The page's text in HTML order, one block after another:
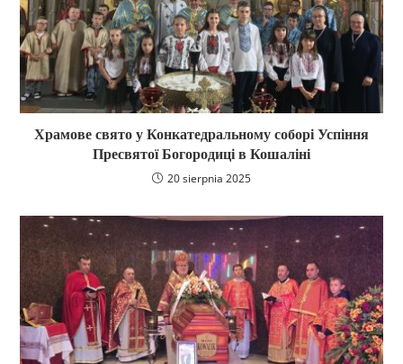
Храмове свято у Конкатедральному соборі Успіння
Пресвятої Богородиці в Кошаліні
20 sierpnia 2025